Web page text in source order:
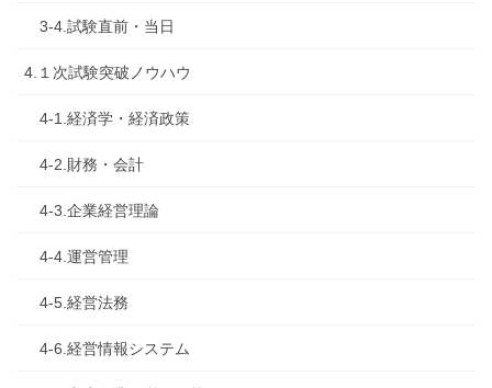
3-4.試験直前・当日
4.１次試験突破ノウハウ
4-1.経済学・経済政策
4-2.財務・会計
4-3.企業経営理論
4-4.運営管理
4-5.経営法務
4-6.経営情報システム